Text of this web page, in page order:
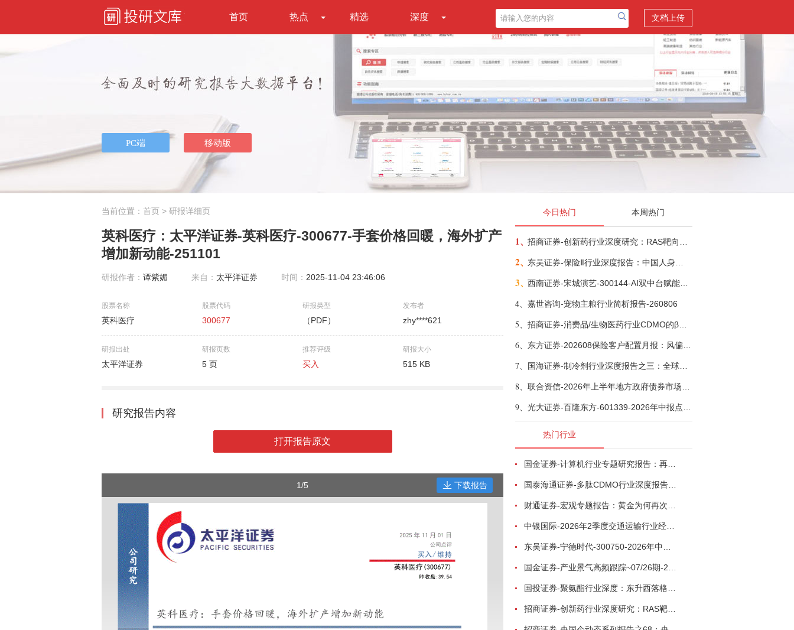
首页 热点 精选 深度 文档上传
当前位置： 首页 > 研报详细页
英科医疗：太平洋证券-英科医疗-300677-手套价格回暖，海外扩产
增加新动能-251101
研报作者： 谭紫媚 来自： 太平洋证券 时间： 2025-11-04 23:46:06
股票名称
英科医疗
股票代码
300677
研报类型
（PDF）
发布者
zhy****621
研报出处
太平洋证券
研报页数
5 页
推荐评级
买入
研报大小
515 KB
研究报告内容
打开报告原文
1/5 下载报告
今日热门 本周热门
1、
2、
3、
4、 嘉世咨询-宠物主粮行业简析报告-260806
5、
6、
7、
8、
9、
热门行业